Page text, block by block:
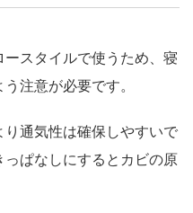
スタイルで使うため、寝
注意が必要です。
通気性は確保しやすいで
ぱなしにするとカビの原